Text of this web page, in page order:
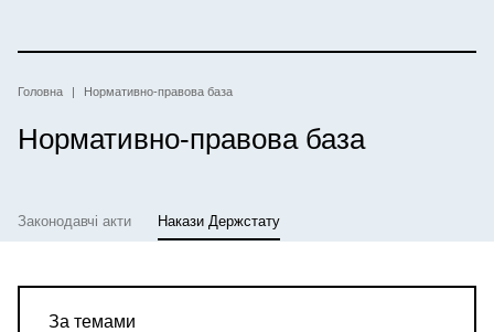
основного
Рядок
навіґації
Головна Нормативно-правова база
Нормативно-правова база
Законодавчі акти Накази Держстату
За темами